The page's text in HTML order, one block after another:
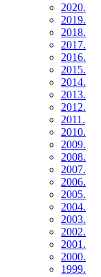
2020.
2019.
2018.
2017.
2016.
2015.
2014.
2013.
2012.
2011.
2010.
2009.
2008.
2007.
2006.
2005.
2004.
2003.
2002.
2001.
2000.
1999.